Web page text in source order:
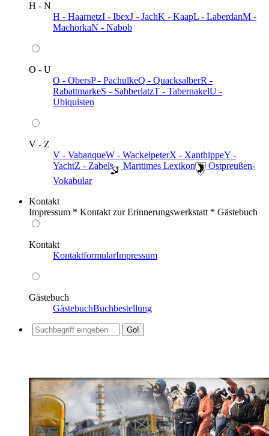
H - N
H - HaarnetzI - IbexJ - JachK - KaapL - LaberdanM -
MachorkaN - Nabob
O - U
O - ObersP - PachulkeQ - QuacksalberR -
RabattmarkeS - SabberlatzT - TabernakelU -
Ubiquisten
V - Z
V - VabanqueW - WackelpeterX - XanthippeY -
YachtZ - Zabel ️ Maritimes Lexikon
️ Ostpreußen-
Vokabular
Kontakt
Impressum * Kontakt zur Erinnerungswerkstatt * Gästebuch
Kontakt
KontaktformularImpressum
Gästebuch
GästebuchBuchbestellung